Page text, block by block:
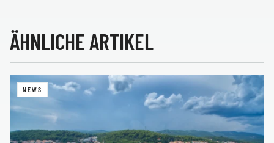
ÄHNLICHE ARTIKEL
NEWS